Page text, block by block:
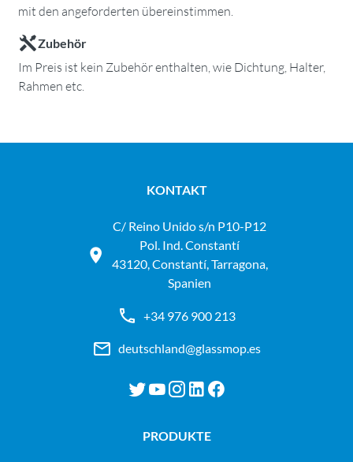
mit den angeforderten übereinstimmen.
Zubehör
Im Preis ist kein Zubehör enthalten, wie Dichtung, Halter,
Rahmen etc.
KONTAKT
C/ Reino Unido s/n P10-P12
Pol. Ind. Constantí
43120, Constantí, Tarragona,
Spanien
+34 976 900 213
deutschland@glassmop.es
PRODUKTE